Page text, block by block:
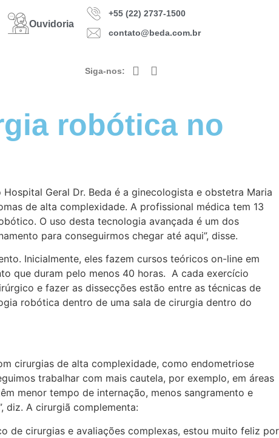
Ouvidoria
+55 (22) 2737-1500
contato@beda.com.br
Siga-nos:
robótica no
Geral Dr. Beda é a ginecologista e obstetra Maria
de alta complexidade. A profissional médica tem 13
O uso desta tecnologia avançada é um dos
para conseguirmos chegar até aqui”, disse.
Inicialmente, eles fazem cursos teóricos on-line em
que duram pelo menos 40 horas. A cada exercício
e fazer as dissecções estão entre as técnicas de
robótica dentro de uma sala de cirurgia dentro do
cirurgias de alta complexidade, como endometriose
trabalhar com mais cautela, por exemplo, em áreas
menor tempo de internação, menos sangramento e
diz. A cirurgiã complementa:
de cirurgias e avaliações complexas, estou muito feliz por